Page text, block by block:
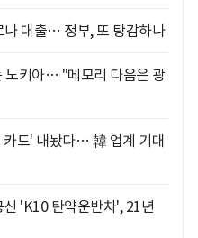
나 대출… 정부, 또 탕감하나
노키아… "메모리 다음은 광
카드' 내놨다… 韓 업계 기대
'K10 탄약운반차', 21년